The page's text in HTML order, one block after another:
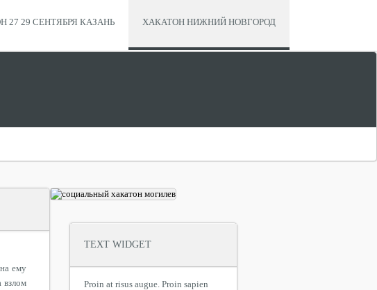
27 29 СЕНТЯБРЯ КАЗАНЬ ХАКАТОН НИЖНИЙ НОВГОРОД
ему
взлом
TEXT WIDGET
Proin at risus augue. Proin sapien